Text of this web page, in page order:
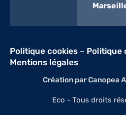
Politique cookies – Politique
Mentions légales
Création par Canopea
Eco - Tous droits